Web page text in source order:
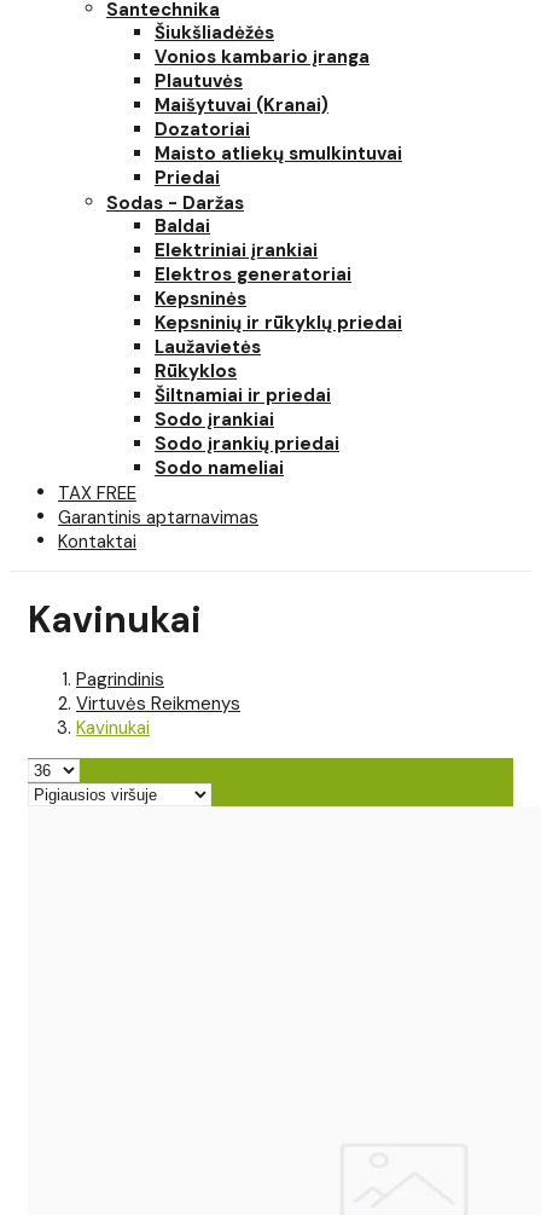
Santechnika
Šiukšliadėžės
Vonios kambario įranga
Plautuvės
Maišytuvai (Kranai)
Dozatoriai
Maisto atliekų smulkintuvai
Priedai
Sodas - Daržas
Baldai
Elektriniai įrankiai
Elektros generatoriai
Kepsninės
Kepsninių ir rūkyklų priedai
Laužavietės
Rūkyklos
Šiltnamiai ir priedai
Sodo įrankiai
Sodo įrankių priedai
Sodo nameliai
TAX FREE
Garantinis aptarnavimas
Kontaktai
Kavinukai
Pagrindinis
Virtuvės Reikmenys
Kavinukai